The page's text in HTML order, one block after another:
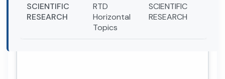
SCIENTIFIC
RESEARCH
RTD
Horizontal
Topics
SCIENTIFIC
RESEARCH